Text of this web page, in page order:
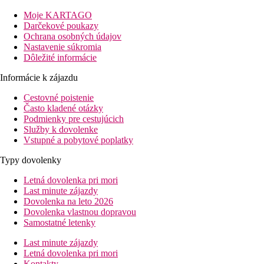
Vybavenie
Vstupná hala s recepciou a zmenárňou, 4 reštaurácie (hlavná,
lehátka, slnečníky, podložky a osušky zdarma, výmena osušiek
Izby
Dvojlôžková izba:
Ostatné typy izieb(pokiaľ nie je uvedené inak, majú izby vyššie
Rodinná izba:priestrannejšia (len na sezónu 2024)
Dvojlôžková izba, priestranná:
Rodinná izba, 2 spálne:2 oddelené spálne.
Rodinná izba, 3 spálne:
4 izby plne prispôsobené pre handicapovaných klientov.
Zábava
Animačné programy a diskotéka v hoteli.
Stravovanie
All inclusive
Moje KARTAGO
Darčekové poukazy
Ochrana osobných údajov
Nastavenie súkromia
Dôležité informácie
Informácie k zájazdu
Cestovné poistenie
Často kladené otázky
Podmienky pre cestujúcich
Služby k dovolenke
Vstupné a pobytové poplatky
Typy dovolenky
Letná dovolenka pri mori
Last minute zájazdy
Dovolenka na leto 2026
Dovolenka vlastnou dopravou
Samostatné letenky
Last minute zájazdy
Letná dovolenka pri mori